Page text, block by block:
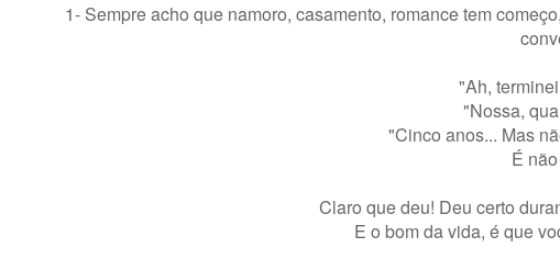
1- Sempre acho que namoro, casamento, romance tem
"Ah,
"Nossa,
"Cinco anos... Mas
É
Claro que deu! Deu certo
E o bom da vida, é que